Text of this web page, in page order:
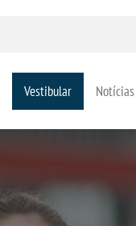
Vestibular Notícias